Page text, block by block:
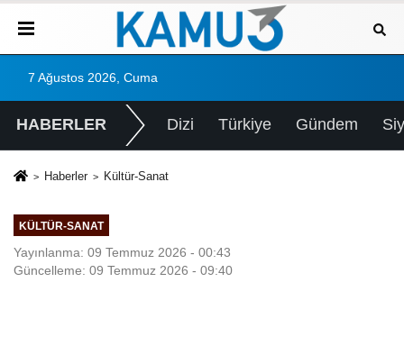
7 Ağustos 2026, Cuma
HABERLER Dizi Türkiye Gündem
Haberler Kültür-Sanat
KÜLTÜR-SANAT
Yayınlanma: 09 Temmuz 2026 - 00:43
Güncelleme: 09 Temmuz 2026 - 09:40